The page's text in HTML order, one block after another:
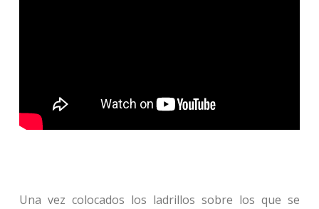
Una vez colocados los ladrillos sobre los que se